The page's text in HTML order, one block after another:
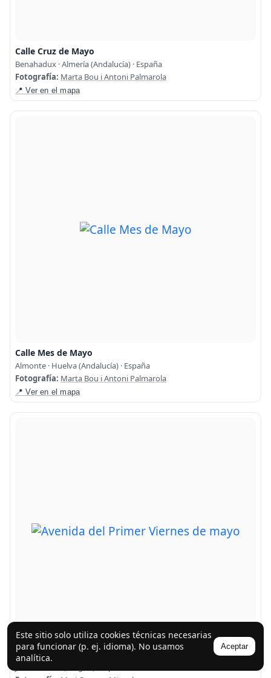
Este sitio solo utiliza cookies técnicas necesarias
para funcionar (p. ej. idioma). No usamos
analítica.
Aceptar
Calle Cruz de Mayo
Benahadux · Almería (Andalucía) · España
Fotografía: Marta Bou i Antoni Palmarola
📍 Ver en el mapa
Calle Mes de Mayo
Almonte · Huelva (Andalucía) · España
Fotografía: Marta Bou i Antoni Palmarola
📍 Ver en el mapa
Avenida del Primer Viernes de mayo